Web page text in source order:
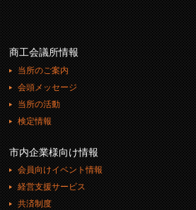
商工会議所情報
当所のご案内
会頭メッセージ
当所の活動
検定情報
市内企業様向け情報
会員向けイベント情報
経営支援サービス
共済制度